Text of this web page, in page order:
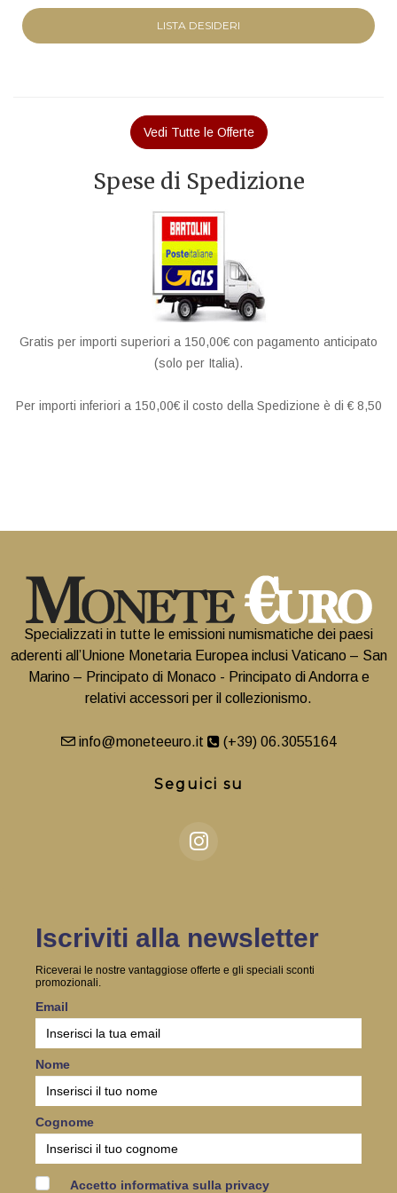
LISTA DESIDERI
Vedi Tutte le Offerte
Spese di Spedizione
Gratis per importi superiori a 150,00€ con pagamento anticipato
(solo per Italia).
Per importi inferiori a 150,00€ il costo della Spedizione è di € 8,50
Specializzati in tutte le emissioni numismatiche dei paesi
aderenti all’Unione Monetaria Europea inclusi Vaticano – San
Marino – Principato di Monaco - Principato di Andorra e
relativi accessori per il collezionismo.
info@moneteeuro.it (+39) 06.3055164
Seguici su
Iscriviti alla newsletter
Riceverai le nostre vantaggiose offerte e gli speciali sconti
promozionali.
Email
Nome
Cognome
Accetto informativa sulla privacy